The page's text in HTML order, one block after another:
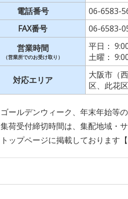
電話番号
06-6583-
FAX番号
06-6583-
営業時間
（営業所でのお受け取り）
平日：
土曜：
対応エリア
大阪市（
区、此花区
ゴールデンウィーク、年末年始等
集荷受付締切時間は、集配地域・
トップページに掲載しております